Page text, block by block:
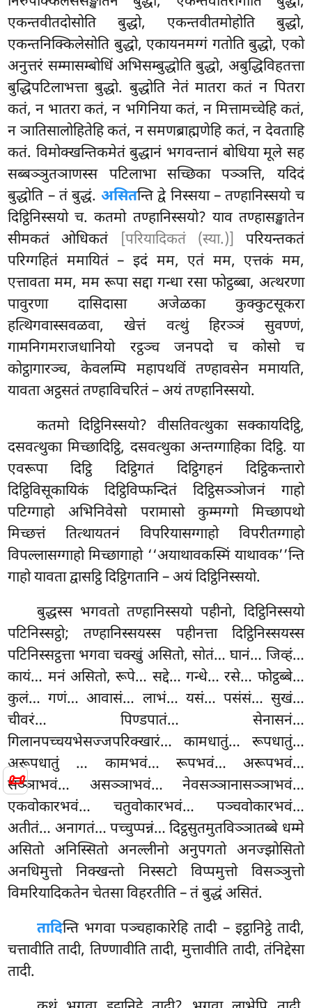
📜
एकन्तवीतदोसोति बुद्धो, एकन्तवीतमोहोति बुद्धो,
एकन्तनिक्किलेसोति बुद्धो, एकायनमग्गं गतोति बुद्धो, एको
अनुत्तरं सम्मासम्बोधिं अभिसम्बुद्धोति बुद्धो, अबुद्धिविहतत्ता
बुद्धिपटिलाभत्ता बुद्धो. बुद्धोति नेतंमातरा कतं न पितरा
कतं, न भातरा कतं, न भगिनिया कतं, न मित्तामच्चेहि कतं,
न ञातिसालोहितेहिकतं, न समणब्राह्मणेहि कतं, न देवताहि
कतं. विमोक्खन्तिकमेतं बुद्धानं भगवन्तानं बोधिया मूले सह
सब्बञ्ञुतञाणस्स पटिलाभा सच्छिका पञ्ञत्ति, यदिदं
बुद्धोति – तं बुद्धं. असितन्ति द्वे निस्सया – तण्हानिस्सयो च
दिट्ठिनिस्सयो च. कतमो तण्हानिस्सयो? याव तण्हासङ्खातेन
सीमकतं ओधिकतं
[परियादिकतं (स्या.)] परियन्तकतं
परिग्गहितं ममायितं – इदं मम, एतं मम, एत्तकं मम,
एत्तावता मम, मम रूपा सद्दा गन्धा रसा फोट्ठब्बा, अत्थरणा
पावुरणा दासिदासा अजेळका कुक्कुटसूकरा
हत्थिगवास्सवळवा, खेत्तं वत्थुं हिरञ्ञं सुवण्णं,
गामनिगमराजधानियो रट्ठञ्च जनपदो च कोसो च
कोट्ठागारञ्च, केवलम्पि महापथविं तण्हावसेन ममायति,
यावता अट्ठसतं तण्हाविचरितं – अयं तण्हानिस्सयो.
कतमोदिट्ठिनिस्सयो? वीसतिवत्थुका सक्कायदिट्ठि,
दसवत्थुका मिच्छादिट्ठि, दसवत्थुका अन्तग्गाहिका दिट्ठि. या
एवरूपा दिट्ठि दिट्ठिगतं दिट्ठिगहनं दिट्ठिकन्तारो
दिट्ठिविसूकायिकं दिट्ठिविप्फन्दितं दिट्ठिसञ्ञोजनं गाहो
पटिग्गाहो अभिनिवेसो परामासो कुम्मग्गो मिच्छापथो
मिच्छत्तं तित्थायतनं विपरियासग्गाहो विपरीतग्गाहो
विपल्लासग्गाहोमिच्छागाहो ‘‘अयाथावकस्मिं याथावक’’न्ति
गाहो यावता द्वासट्ठि दिट्ठिगतानि – अयं दिट्ठिनिस्सयो.
बुद्धस्स भगवतो तण्हानिस्सयो पहीनो, दिट्ठिनिस्सयो
पटिनिस्सट्ठो; तण्हानिस्सयस्स पहीनत्ता दिट्ठिनिस्सयस्स
पटिनिस्सट्ठत्ता भगवा चक्खुं असितो, सोतं… घानं… जिव्हं…
कायं… मनं असितो, रूपे… सद्दे… गन्धे… रसे… फोट्ठब्बे…
कुलं… गणं… आवासं… लाभं… यसं… पसंसं… सुखं…
चीवरं… पिण्डपातं… सेनासनं…
गिलानपच्चयभेसज्जपरिक्खारं… कामधातुं… रूपधातुं…
अरूपधातुं … कामभवं… रूपभवं… अरूपभवं…
सञ्ञाभवं… असञ्ञाभवं… नेवसञ्ञानासञ्ञाभवं…
एकवोकारभवं… चतुवोकारभवं… पञ्चवोकारभवं…
अतीतं… अनागतं… पच्चुप्पन्नं… दिट्ठसुतमुतविञ्ञातब्बे धम्मे
असितो अनिस्सितो अनल्लीनो अनुपगतो अनज्झोसितो
अनधिमुत्तो निक्खन्तो निस्सटो विप्पमुत्तो विसञ्ञुत्तो
विमरियादिकतेन चेतसा विहरतीति – तं बुद्धं असितं.
तादिन्ति भगवा पञ्चहाकारेहि तादी – इट्ठानिट्ठे तादी,
चत्तावीति तादी, तिण्णावीति तादी, मुत्तावीति तादी, तंनिद्देसा
तादी.